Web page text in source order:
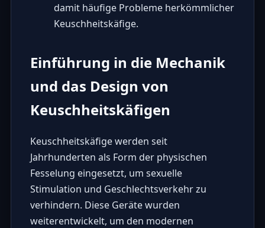
damit häufige Probleme herkömmlicher
Keuschheitskäfige.
Einführung in die Mechanik
und das Design von
Keuschheitskäfigen
Keuschheitskäfige werden seit
Jahrhunderten als Form der physischen
Fesselung eingesetzt, um sexuelle
Stimulation und Geschlechtsverkehr zu
verhindern. Diese Geräte wurden
weiterentwickelt, um den modernen